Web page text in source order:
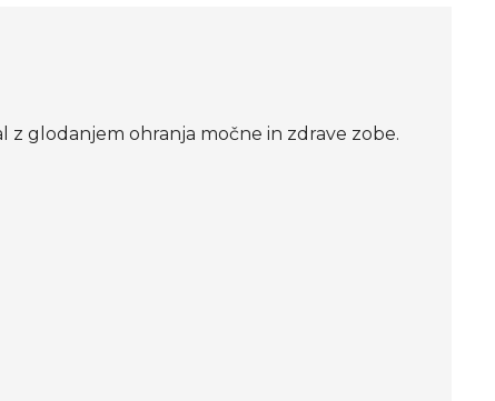
z glodanjem ohranja močne in zdrave zobe.